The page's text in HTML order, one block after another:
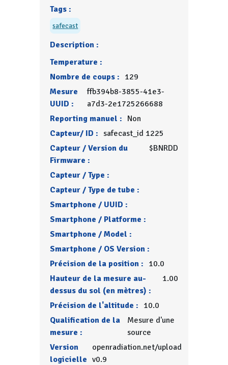
Tags :
safecast
Description :
Temperature :
Nombre de coups : 129
Mesure
UUID :
ffb394b8-3855-41e3-
a7d3-2e1725266688
Reporting manuel : Non
Capteur/ ID : safecast_id 1225
Capteur / Version du
Firmware :
$BNRDD
Capteur / Type :
Capteur / Type de tube :
Smartphone / UUID :
Smartphone / Platforme :
Smartphone / Model :
Smartphone / OS Version :
Précision de la position : 10.0
Hauteur de la mesure au-
dessus du sol (en mètres) :
1.00
Précision de l'altitude : 10.0
Qualification de la
mesure :
Mesure d'une
source
Version
logicielle
openradiation.net/upload
v0.9